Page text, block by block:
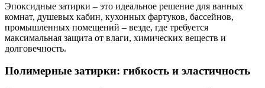
Эпоксидные затирки – это идеальное решение для ванных
комнат, душевых кабин, кухонных фартуков, бассейнов,
промышленных помещений – везде, где требуется
максимальная защита от влаги, химических веществ и
долговечность.
Полимерные затирки: гибкость и эластичность